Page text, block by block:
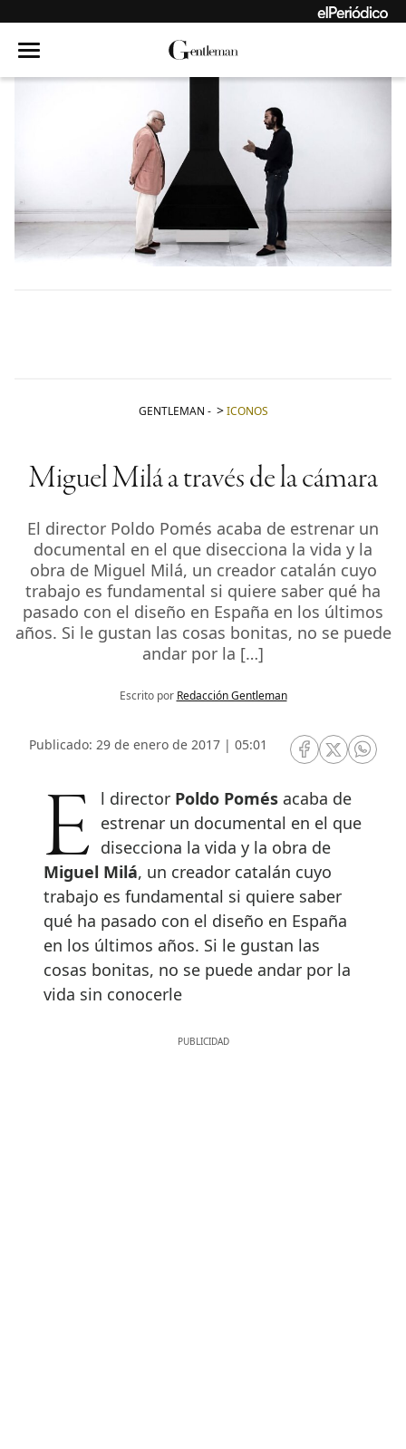
GENTLEMAN - ICONOS
Miguel Milá a través de la cámara
El director Poldo Pomés acaba de estrenar un
documental en el que disecciona la vida y la
obra de Miguel Milá, un creador catalán cuyo
trabajo es fundamental si quiere saber qué ha
pasado con el diseño en España en los últimos
años. Si le gustan las cosas bonitas, no se puede
andar por la […]
Escrito por Redacción Gentleman
Publicado: 29 de enero de 2017 | 05:01
RRSS Facebook
RRSSRRSS
El director Poldo Pomés acaba de
estrenar un documental en el que
disecciona la vida y la obra de
Miguel Milá, un creador catalán cuyo
trabajo es fundamental si quiere saber
qué ha pasado con el diseño en España
en los últimos años. Si le gustan las
cosas bonitas, no se puede andar por la
vida sin conocerle